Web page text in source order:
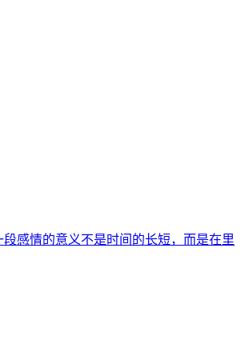
感情的意义不是时间的长短，而是在里